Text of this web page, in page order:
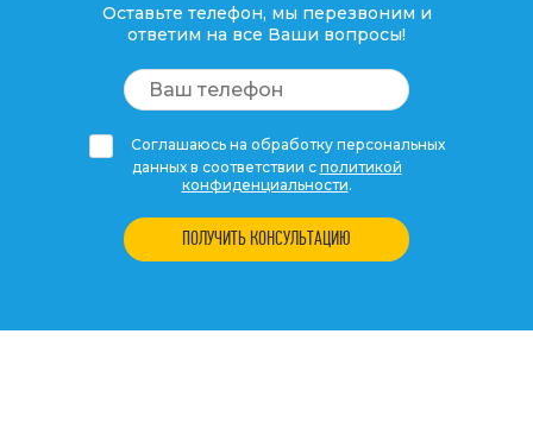
Оставьте телефон, мы перезвоним и
ответим на все Ваши вопросы!
Соглашаюсь на обработку персональных
данных в соответствии с политикой
конфиденциальности.
ПОЛУЧИТЬ КОНСУЛЬТАЦИЮ